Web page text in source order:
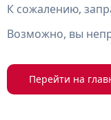
К сожалению,
Возможно, вы
Перейти на